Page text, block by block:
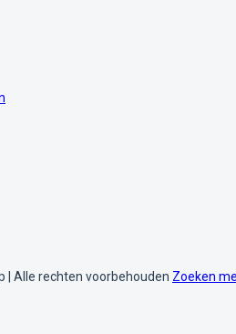
| Alle rechten voorbehouden Zoeken